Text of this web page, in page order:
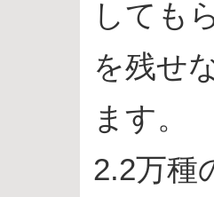
しても
を残せ
ます。
2.2万種